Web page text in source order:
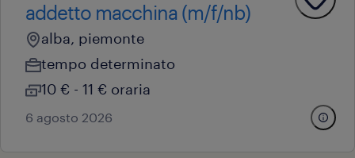
addetto macchina (m/f/nb)
alba, piemonte
tempo determinato
10 € - 11 € oraria
6 agosto 2026